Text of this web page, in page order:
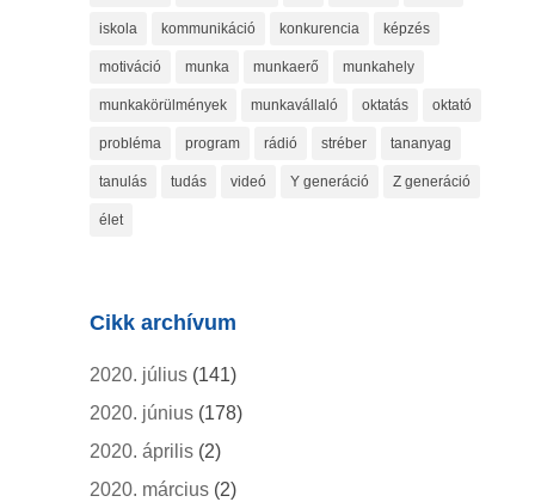
iskola kommunikáció konkurencia képzés
motiváció munka munkaerő munkahely
munkakörülmények munkavállaló oktatás oktató
probléma program rádió stréber tananyag
tanulás tudás videó Y generáció Z generáció
élet
Cikk archívum
2020. július(141)
2020. június(178)
2020. április(2)
2020. március(2)